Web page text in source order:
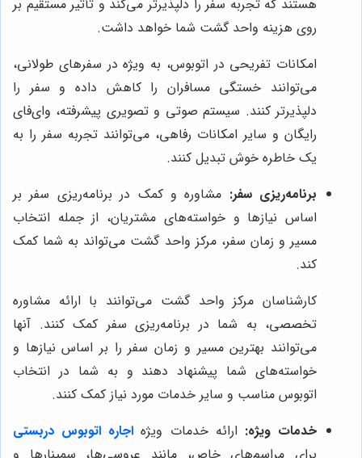
هستند که تجربه سفر را دلپذیرتر می‌کند و تأثیر مستقیم بر
روی هزینه واحد گشت شما خواهد داشت.
امکانات تفریحی در اتوبوس، به ویژه در سفرهای طولانی،
می‌توانند خستگی مسافران را کاهش داده و سفر را
دلپذیرتر کنند. سیستم صوتی و تصویری پیشرفته، وای‌فای
رایگان و سایر امکانات رفاهی، می‌توانند تجربه سفر را به
یک خاطره خوش تبدیل کنند.
برنامه‌ریزی سفر: مشاوره و کمک در برنامه‌ریزی سفر بر
اساس نیازها و خواسته‌های مشتریان، از جمله انتخاب
مسیر و زمان سفر، مرکز واحد گشت می‌تواند به شما کمک
کند.
کارشناسان مرکز واحد گشت می‌توانند با ارائه مشاوره
تخصصی، به شما در برنامه‌ریزی سفر کمک کنند. آنها
می‌توانند بهترین مسیر و زمان سفر را بر اساس نیازها و
خواسته‌های شما پیشنهاد دهند و به شما در انتخاب
اتوبوس مناسب و سایر خدمات مورد نیاز کمک کنند.
خدمات ویژه: ارائه خدمات ویژه اجاره اتوبوس دربستی